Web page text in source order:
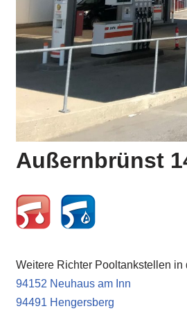
Außernbrünst
Weitere Richter Pooltankstellen in
94152 Neuhaus am Inn
94491 Hengersberg